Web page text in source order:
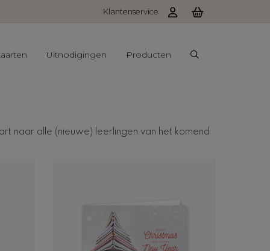
Klantenservice
Uitnodigingen Producten
naar alle (nieuwe) leerlingen van het komend